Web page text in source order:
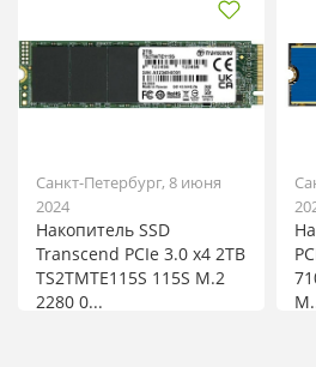
Санкт-Петербург, 8 июня
2024
Накопитель SSD
Transcend PCIe 3.0 x4 2TB
TS2TMTE115S 115S M.2
2280 0...